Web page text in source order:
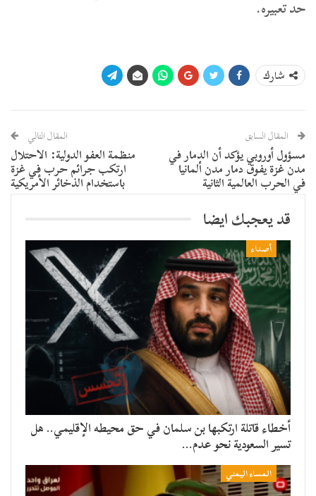
حد تعبيره.
شارك
المقال السابق
مسؤول أوروبي يؤكد أن الدمار في
مدن غزة يفوق دمار مدن ألمانيا
في الحرب العالمية الثانية
المقال التالي
منظمة العفو الدولية: الاحتلال
ارتكب جرائم حرب في غزة
باستخدام الذخائر الأمريكية
قد يعجبك ايضا
أصداء
أخطاء قاتلة ارتكبها بن سلمان في حق محيطه الإقليمي.. هل
تسير السعودية نحو عدم…
المساء اليمني